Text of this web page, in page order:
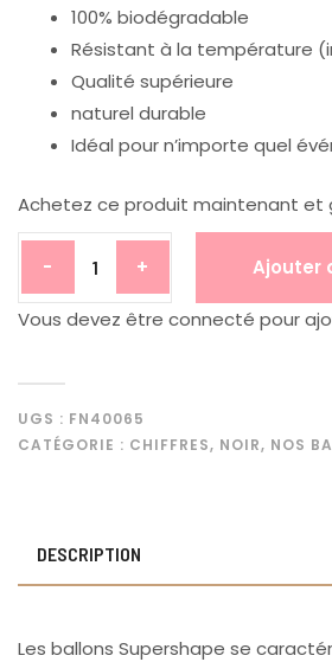
100% biodégradable
Résistant à la température
Qualité supérieure
naturel durable
Idéal pour n’importe quel
Achetez ce produit maintenant et
- + Ajouter
Vous devez être connecté pour
UGS : FN40065
CATÉGORIE : CHIFFRES, NOIR, NOS
DESCRIPTION
Les ballons Supershape se